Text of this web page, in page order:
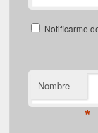
Notificarme
Nombre
*